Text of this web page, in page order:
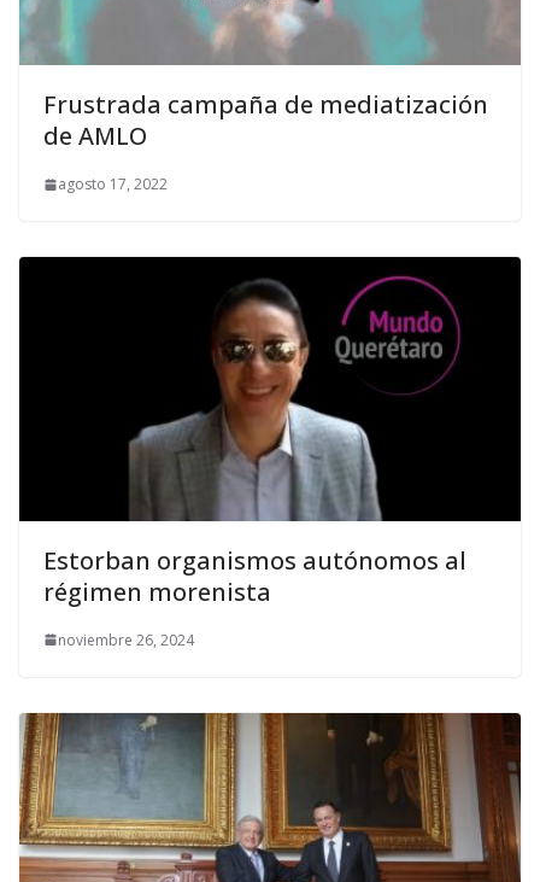
Frustrada campaña de mediatización
de AMLO
agosto 17, 2022
Estorban organismos autónomos al
régimen morenista
noviembre 26, 2024